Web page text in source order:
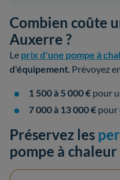
Combien coûte
Auxerre ?
Le prix d'une pompe à
d'équipement. Prévoyez
1 500 à 5 000 € pour
7 000 à 13 000 € pour
Préservez les
pompe à chaleur